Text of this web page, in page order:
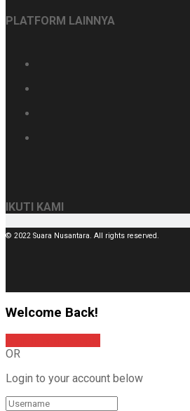
PLATFORM LAINNYA
IKUTI KAMI
© 2022 Suara Nusantara. All rights reserved.
Welcome Back!
OR
Login to your account below